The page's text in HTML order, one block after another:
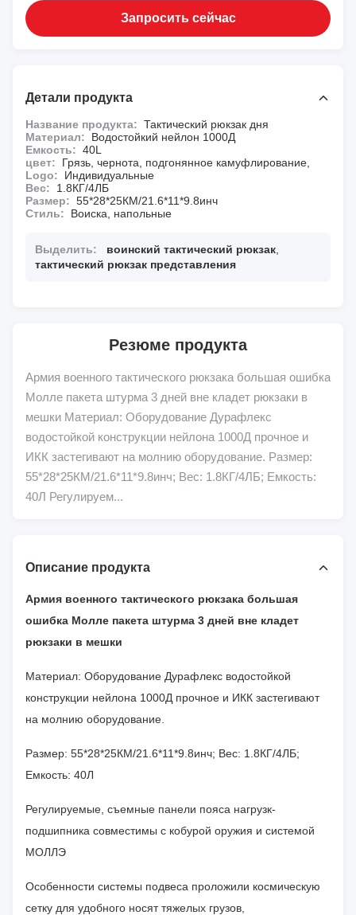
Запросить сейчас
Детали продукта
Название продукта: Тактический рюкзак дня
Материал:
Водостойкий нейлон 1000Д
Емкость: 40L
цвет:
Грязь, чернота, подгонянное камуфлирование,
Logo:
Индивидуальные
Вес:
1.8КГ/4ЛБ
Размер: 55*28*25КМ/21.6*11*9.8инч
Стиль:
Воиска, напольные
Выделить: воинский тактический рюкзак
тактический рюкзак представления
Резюме продукта
Армия военного тактического рюкзака большая ошибка
Молле пакета штурма 3 дней вне кладет рюкзаки в
мешки Материал: Оборудование Дурафлекс
водостойкой конструкции нейлона 1000Д прочное и
ИКК застегивают на молнию оборудование. Размер:
55*28*25КМ/21.6*11*9.8инч; Вес: 1.8КГ/4ЛБ; Емкость:
40Л Регулируем...
Описание продукта
Армия военного тактического рюкзака большая
ошибка Молле пакета штурма 3 дней вне кладет
рюкзаки в мешки
Материал: Оборудование Дурафлекс водостойкой
конструкции нейлона 1000Д прочное и ИКК застегивают
на молнию оборудование.
Размер: 55*28*25КМ/21.6*11*9.8инч; Вес: 1.8КГ/4ЛБ;
Емкость: 40Л
Регулируемые, съемные панели пояса нагрузк-
подшипника совместимы с кобурой оружия и системой
МОЛЛЭ
Особенности системы подвеса проложили космическую
сетку для удобного носят тяжелых грузов,